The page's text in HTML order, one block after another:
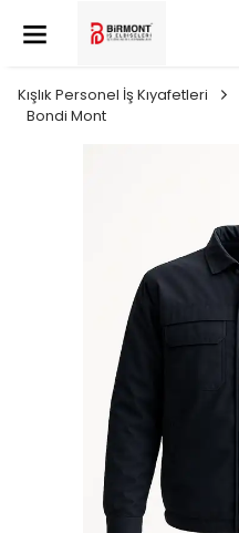
Kışlık Personel İş Kıyafetleri
Bondi Mont